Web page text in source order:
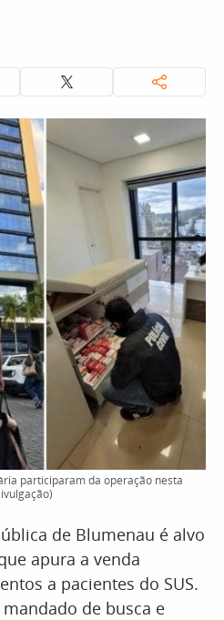
participaram da operação nesta
de Blumenau é alvo
apura a venda
a pacientes do SUS.
de busca e